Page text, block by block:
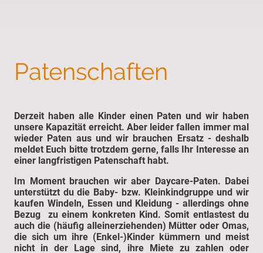
Patenschaften
Derzeit haben alle Kinder einen Paten und wir haben
unsere Kapazität erreicht. Aber leider fallen immer mal
wieder Paten aus und wir brauchen Ersatz - deshalb
meldet Euch bitte trotzdem gerne, falls Ihr Interesse an
einer langfristigen Patenschaft habt.
Im Moment brauchen wir aber Daycare-Paten. Dabei
unterstützt du die Baby- bzw. Kleinkindgruppe und wir
kaufen Windeln, Essen und Kleidung - allerdings ohne
Bezug zu einem konkreten Kind. Somit entlastest du
auch die (häufig alleinerziehenden) Mütter oder Omas,
die sich um ihre (Enkel-)Kinder kümmern und meist
nicht in der Lage sind, ihre Miete zu zahlen oder